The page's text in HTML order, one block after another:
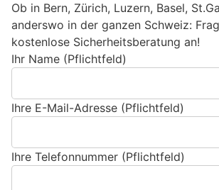
Ob in Bern, Zürich, Luzern, Basel,
anderswo in der ganzen Schweiz:
kostenlose Sicherheitsberatung an!
Ihr Name (Pflichtfeld)
Ihre E-Mail-Adresse (Pflichtfeld)
Ihre Telefonnummer (Pflichtfeld)